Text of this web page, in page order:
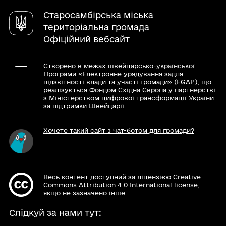
Для внутрішньо переміщених осіб
Львівщини
Регламент Старосамбірської міської ради
Управління відходами
Туристичні локації
Старосамбірські вісті
Повідомити про корупцію
Старосамбірська міська
територіальна громада
Офіційний вебсайт
Створено в межах швейцарсько-української
Програми «Електронне урядування задля
підзвітності влади та участі громади» (EGAP), що
реалізується Фондом Східна Європа у партнерстві
з Міністерством цифрової трансформації України
за підтримки Швейцарії.
Хочете такий сайт з чат-ботом для громади?
Весь контент доступний за ліцензією Creative
Commons Attribution 4.0 International license,
якщо не зазначено інше.
Слідкуй за нами тут: